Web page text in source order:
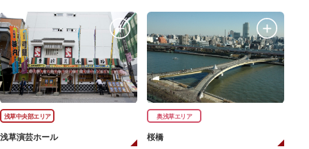
浅草中央部エリア
浅草演芸ホール
奥浅草エリア
桜橋